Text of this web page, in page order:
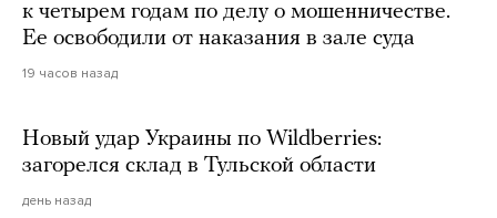
к четырем годам по делу о мошенничестве.
Ее освободили от наказания в зале суда
19 часов назад
Новый удар Украины по Wildberries:
загорелся склад в Тульской области
день назад